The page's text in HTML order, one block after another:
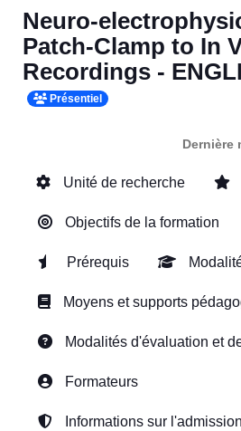
Neuro-
Patch-Clamp to In
Recordings -
Présentiel
Dernière
Unité de recherche
Objectifs de la formation
Prérequis
Moyens et supports
Modalités d'évaluation et
Formateurs
Informations sur l'admission